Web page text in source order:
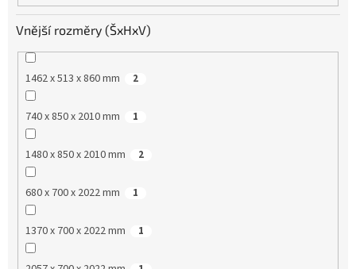
Vnější rozměry (ŠxHxV)
1462 x 513 x 860 mm 2
740 x 850 x 2010 mm 1
1480 x 850 x 2010 mm 2
680 x 700 x 2022 mm 1
1370 x 700 x 2022 mm 1